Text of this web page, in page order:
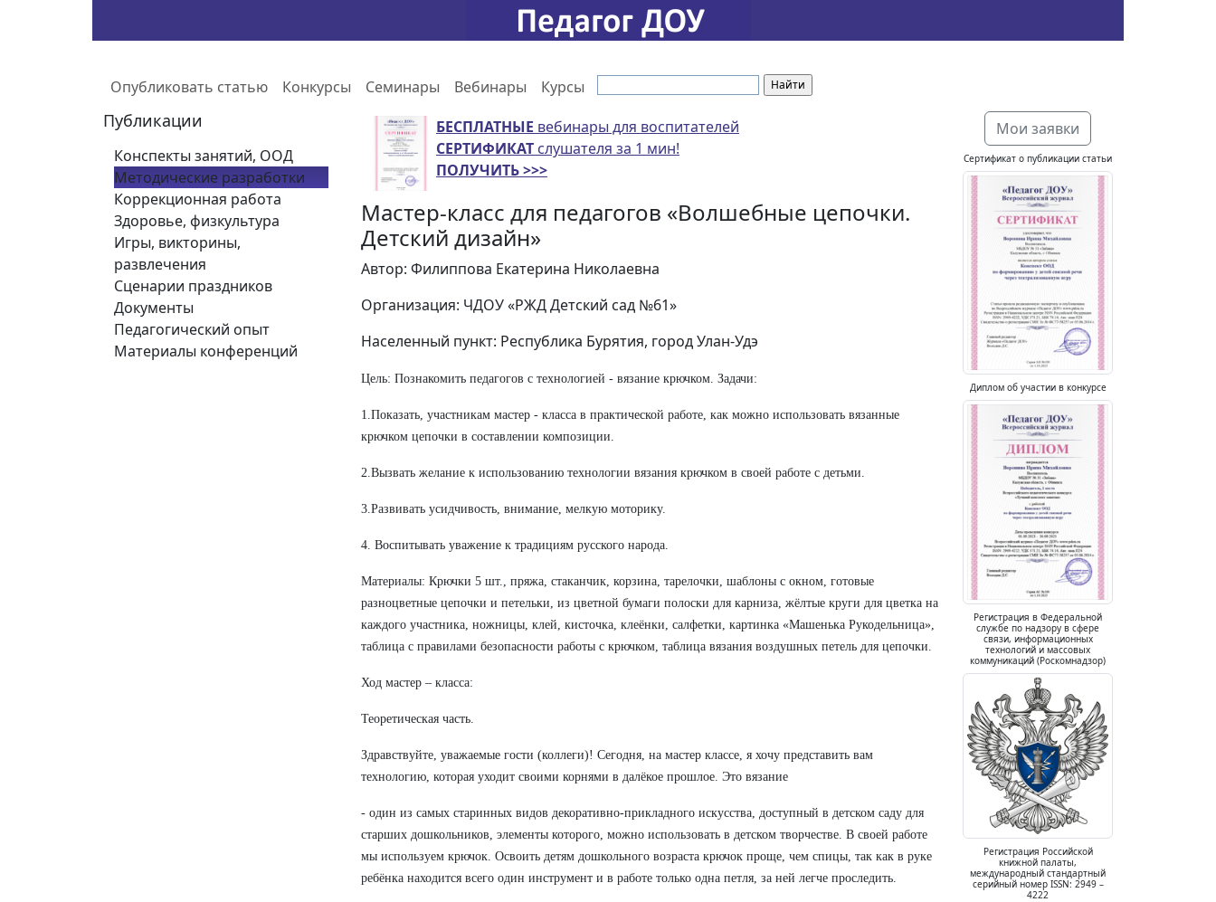
Опубликовать статью Конкурсы Семинары Вебинары Курсы
Публикации
Конспекты занятий, ООД
Методические разработки
Коррекционная работа
Здоровье, физкультура
Игры, викторины,
развлечения
Сценарии праздников
Документы
Педагогический опыт
Материалы конференций
БЕСПЛАТНЫЕ вебинары для воспитателей
СЕРТИФИКАТ слушателя за 1 мин!
ПОЛУЧИТЬ >>>
Мастер-класс для педагогов «Волшебные цепочки.
Детский дизайн»
Автор: Филиппова Екатерина Николаевна
Организация: ЧДОУ «РЖД Детский сад №61»
Населенный пункт: Республика Бурятия, город Улан-Удэ
Цель: Познакомить педагогов с технологией - вязание крючком. Задачи:
1.Показать, участникам мастер - класса в практической работе, как можно использовать вязанные
крючком цепочки в составлении композиции.
2.Вызвать желание к использованию технологии вязания крючком в своей работе с детьми.
3.Развивать усидчивость, внимание, мелкую моторику.
4. Воспитывать уважение к традициям русского народа.
Материалы: Крючки 5 шт., пряжа, стаканчик, корзина, тарелочки, шаблоны с окном, готовые
разноцветные цепочки и петельки, из цветной бумаги полоски для карниза, жёлтые круги для цветка на
каждого участника, ножницы, клей, кисточка, клеёнки, салфетки, картинка «Машенька Рукодельница»,
таблица с правилами безопасности работы с крючком, таблица вязания воздушных петель для цепочки.
Ход мастер – класса:
Теоретическая часть.
Здравствуйте, уважаемые гости (коллеги)! Сегодня, на мастер классе, я хочу представить вам
технологию, которая уходит своими корнями в далёкое прошлое. Это вязание
- один из самых старинных видов декоративно-прикладного искусства, доступный в детском саду для
старших дошкольников, элементы которого, можно использовать в детском творчестве. В своей работе
мы используем крючок. Освоить детям дошкольного возраста крючок проще, чем спицы, так как в руке
ребёнка находится всего один инструмент и в работе только одна петля, за ней легче проследить.
Мои заявки
Сертификат о публикации статьи
Диплом об участии в конкурсе
Регистрация в Федеральной
службе по надзору в сфере
связи, информационных
технологий и массовых
коммуникаций (Роскомнадзор)
Регистрация Российской
книжной палаты,
международный стандартный
серийный номер ISSN: 2949 –
4222